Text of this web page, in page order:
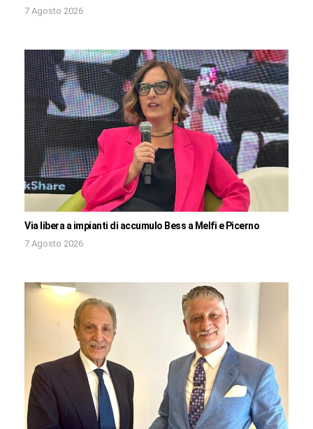
7 Agosto 2026
Via libera a impianti di accumulo Bess a Melfi e Picerno
7 Agosto 2026